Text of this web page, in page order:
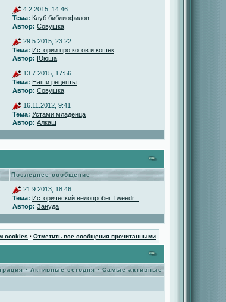
4.2.2015, 14:46
Тема: Клуб библиофилов
Автор: Совушка
29.5.2015, 23:22
Тема: Истории про котов и кошек
Автор: Ююша
13.7.2015, 17:56
Тема: Наши рецепты
Автор: Совушка
16.11.2012, 9:41
Тема: Устами младенца
Автор: Алкаш
Последнее сообщение
21.9.2013, 18:46
Тема: Исторический велопробег Tweedr...
Автор: Зануда
cookies · Отметить все сообщения прочитанными
·Активные сегодня · Самые активные